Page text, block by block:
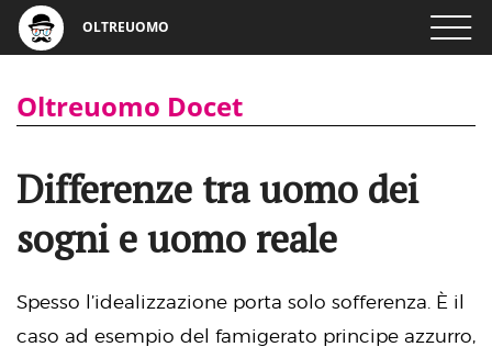
OLTREUOMO
Oltreuomo Docet
Differenze tra uomo dei
sogni e uomo reale
Spesso l’idealizzazione porta solo sofferenza. È il
caso ad esempio del famigerato principe azzurro,